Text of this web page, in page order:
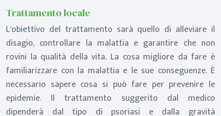
Trattamento locale
L’obiettivo del trattamento sarà quello di alleviare il
disagio, controllare la malattia e garantire che non
rovini la qualità della vita. La cosa migliore da fare è
familiarizzare con la malattia e le sue conseguenze. È
necessario sapere cosa si può fare per prevenire le
epidemie. Il trattamento suggerito dal medico
dipenderà dal tipo di psoriasi e dalla gravità